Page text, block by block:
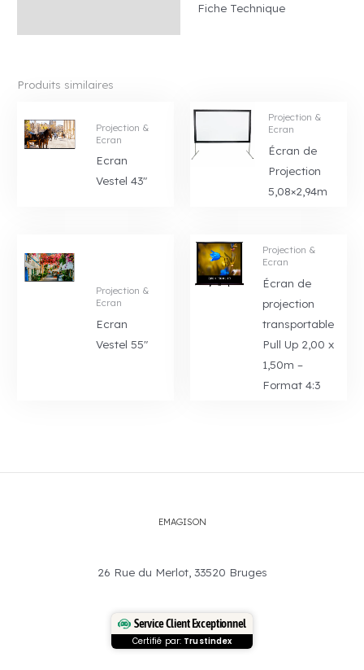
Fiche Technique
Produits similaires
Projection &
Ecran
Ecran
Vestel 43″
Projection &
Ecran
Écran de
Projection
5,08×2,94m
Projection &
Ecran
Ecran
Vestel 55″
Projection &
Ecran
Écran de
projection
transportable
Pull Up 2,00 x
1,50m –
Format 4:3
EMAGISON
26 Rue du Merlot, 33520 Bruges
Service Client Exceptionnel
Certifié par: Trustindex